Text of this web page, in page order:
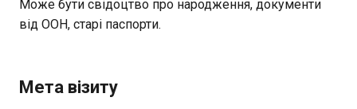
Може бути свідоцтво про народження, документи
від ООН, старі паспорти.
Мета візиту